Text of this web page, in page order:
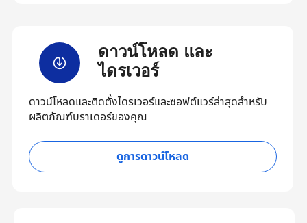
ดาวน์โหลด และ
ไดรเวอร์
ดาวน์โหลดและติดตั้งไดรเวอร์และซอฟต์แวร์ล่าสุดสำหรับ
ผลิตภัณฑ์บราเดอร์ของคุณ
ดูการดาวน์โหลด